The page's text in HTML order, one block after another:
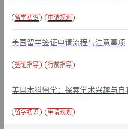
留学初识 申请规划
美国留学签证申请流程与注意事项
签证指导 行前指导
美国本科留学：探索学术兴趣与自
留学初识 申请规划